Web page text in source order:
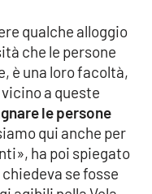
qualche alloggio
che le persone
è una loro facoltà,
a queste
le persone
qui anche per
ha poi spiegato
se fosse